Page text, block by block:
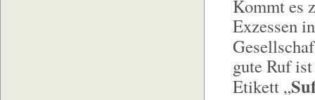
Kommt es
Exzessen
gute Ruf
Etikett „